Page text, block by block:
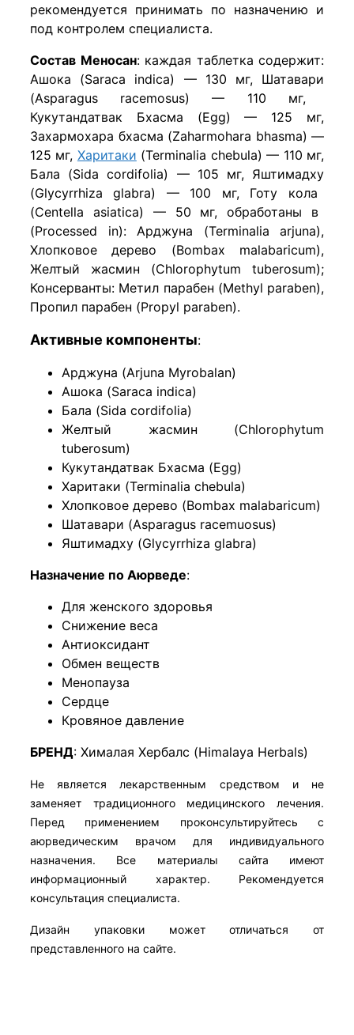
рекомендуется принимать по назначению и
под контролем специалиста.
Состав Меносан: каждая таблетка содержит:
Ашока (Saraca indica) — 130 мг, Шатавари
(Asparagus racemosus) — 110 мг,
Кукутандатвак Бхасма (Egg) — 125 мг,
Захармохара бхасма (Zaharmohara bhasma) —
125 мг, Харитаки (Terminalia chebula) — 110 мг,
Бала (Sida cordifolia) — 105 мг, Яштимадху
(Glycyrrhiza glabra) — 100 мг, Готу кола
(Centella asiatica) — 50 мг,обработаны в
(Processed in): Арджуна (Terminalia arjuna),
Хлопковое дерево (Bombax malabaricum),
Желтый жасмин (Chlorophytum tuberosum);
Консерванты: Метил парабен (Methyl paraben),
Пропил парабен (Propyl paraben).
Активные компоненты:
Арджуна (Arjuna Myrobalan)
Ашока (Saraca indica)
Бала (Sida cordifolia)
Желтый жасмин (Chlorophytum
tuberosum)
Кукутандатвак Бхасма (Egg)
Харитаки (Terminalia chebula)
Хлопковое дерево (Bombax malabaricum)
Шатавари (Asparagus racemuosus)
Яштимадху (Glycyrrhiza glabra)
Назначение по Аюрведе:
Для женского здоровья
Снижение веса
Антиоксидант
Обмен веществ
Менопауза
Сердце
Кровяное давление
БРЕНД: Хималая Хербалс (Himalaya Herbals)
Не является лекарственным средством и не
заменяет традиционного медицинского лечения.
Перед применением проконсультируйтесь с
аюрведическим врачом для индивидуального
назначения. Все материалы сайта имеют
информационный характер. Рекомендуется
консультация специалиста.
Дизайн упаковки может отличаться от
представленного на сайте.